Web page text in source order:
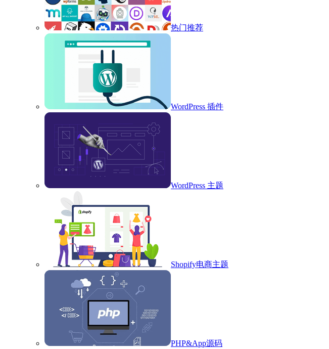
热门推荐
WordPress 插件
WordPress 主题
Shopify电商主题
PHP&App源码